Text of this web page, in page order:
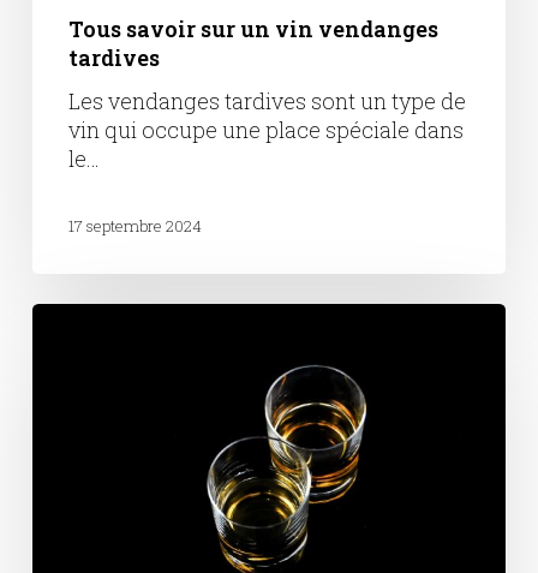
Tous savoir sur un vin vendanges
tardives
Les vendanges tardives sont un type de
vin qui occupe une place spéciale dans
le…
17 septembre 2024
Cognac